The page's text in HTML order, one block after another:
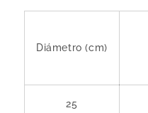
Diámetro (cm)
25